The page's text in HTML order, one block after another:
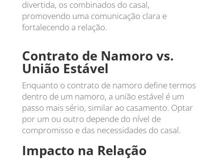
divertida, os combinados do casal,
promovendo uma comunicação clara e
fortalecendo a relação.
Contrato de Namoro vs.
União Estável
Enquanto o contrato de namoro define termos
dentro de um namoro, a união estável é um
passo mais sério, similar ao casamento. Optar
por um ou outro depende do nível de
compromisso e das necessidades do casal.
Impacto na Relação